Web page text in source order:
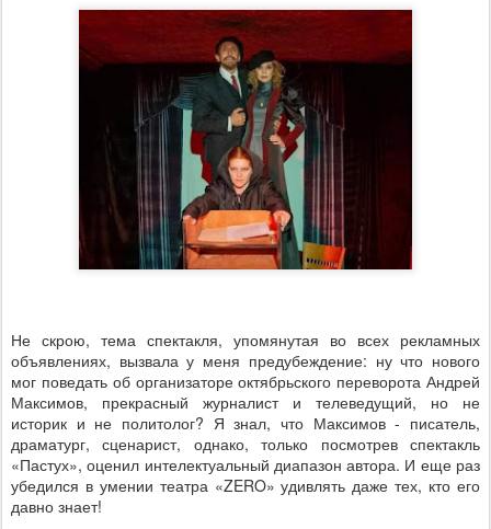
Не скрою, тема спектакля, упомянутая во всех рекламных
объявлениях, вызвала у меня предубеждение: ну что нового
мог поведать об организаторе октябрьского переворота Андрей
Максимов, прекрасный журналист и телеведущий, но не
историк и не политолог? Я знал, что Максимов - писатель,
драматург, сценарист, однако, только посмотрев спектакль
«Пастух», оценил интелектуальный диапазон автора. И еще раз
убедился в умении театра «ZERO» удивлять даже тех, кто его
давно знает!